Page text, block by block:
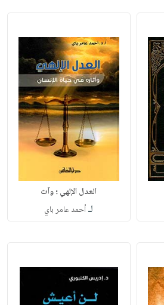
العدل الإلهي ؛ وآث
لـأحمد عامر باي